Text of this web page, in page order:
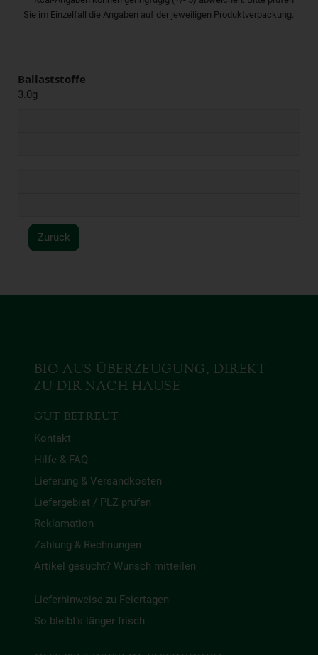
Sie im Einzelfall die Angaben auf der jeweiligen Produktverpackung.
Ballaststoffe
3.0g
Zurück
BIO AUS ÜBERZEUGUNG, DIREKT
ZU DIR NACH HAUSE
GUT BETREUT
Kontakt
Hilfe & FAQ
Lieferung & Versandkosten
Liefergebiet / PLZ prüfen
Reklamation
Zahlung & Rechnungen
Artikel gesucht? Wunsch mitteilen
Lieferhinweise zu Feiertagen
So bleibt’s länger frisch